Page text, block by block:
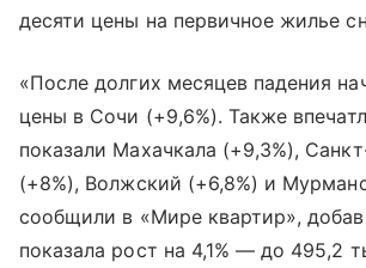
десяти цены на первичное жилье
«После долгих месяцев падения
цены в Сочи (+9,6%). Также
показали Махачкала (+9,3%),
(+8%), Волжский (+6,8%) и
сообщили в «Мире квартир»,
показала рост на 4,1% — до 495,2